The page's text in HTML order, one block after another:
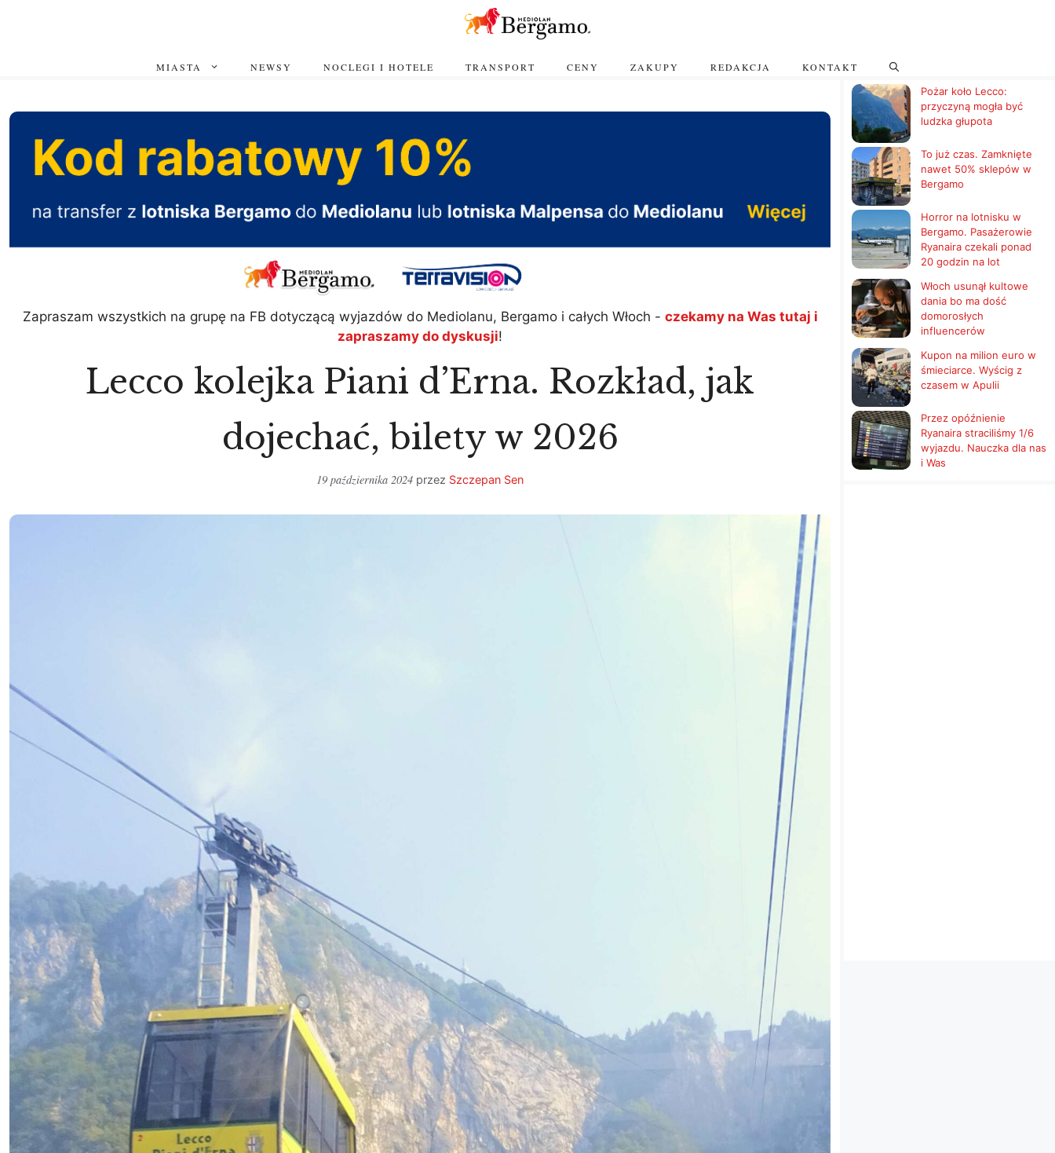
MIASTA NEWSY NOCLEGI I HOTELE TRANSPORT CENY ZAKUPY REDAKCJA KONTAKT
Zapraszam wszystkich na grupę na FB dotyczącą wyjazdów do Mediolanu, Bergamo i całych Włoch - czekamy na Was tutaj i
zapraszamy do dyskusji!
Lecco kolejka Piani d’Erna. Rozkład, jak
dojechać, bilety w 2026
19 października 2024 przez Szczepan Sen
Pożar koło Lecco:
przyczyną mogła być
ludzka głupota
To już czas. Zamknięte
nawet 50% sklepów w
Bergamo
Horror na lotnisku w
Bergamo. Pasażerowie
Ryanaira czekali ponad
20 godzin na lot
Włoch usunął kultowe
dania bo ma dość
domorosłych
influencerów
Kupon na milion euro w
śmieciarce. Wyścig z
czasem w Apulii
Przez opóźnienie
Ryanaira straciliśmy 1/6
wyjazdu. Nauczka dla nas
i Was